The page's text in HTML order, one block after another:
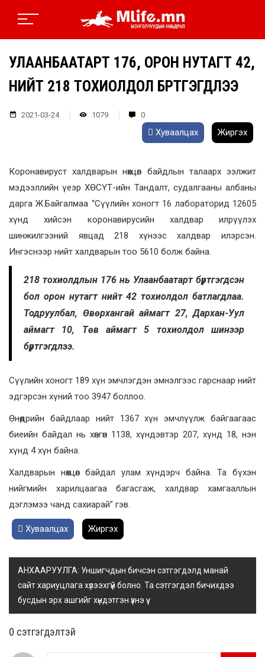
УЛААНБААТАРТ 176, ОРОН НУТАГТ 42,
НИЙТ 218 ТОХИОЛДОЛ БҮРТГЭГДЛЭЭ
2021-03-24 1079 0
Хуваалцах Жиргэх
Коронавируст халдварын нөхцөл байдлын талаарх ээлжит
мэдээллийн үеэр ХӨСҮТ-ийн Тандалт, судалгааны албаны
дарга Ж.Байгалмаа “Сүүлийн хоногт 16 лабораторид 12605
хүнд хийсэн коронавирусийн халдвар илрүүлэх
шинжилгээний явцад 218 хүнээс халдвар илэрсэн.
Ингэснээр нийт халдварын тоо 5610 болж байна.
218 тохиолдлын 176 нь Улаанбаатарт бүртгэгдсэн
бол орон нутагт нийт 42 тохиолдол батлагдлаа.
Тодруулбал, Өвөрхангай аймагт 27, Дархан-Уул
аймагт 10, Төв аймагт 5 тохиолдол шинээр
бүртгэгдлээ.
Сүүлийн хоногт 189 хүн эмчлэгдэн эмнэлгээс гарснаар нийт
эдгэрсэн хүний тоо 3947 боллоо.
Өнөөдрийн байдлаар нийт 1367 хүн эмчлүүлж байгаагаас
биеийн байдал нь хөнгөн 1138, хүндэвтэр 207, хүнд 18, нэн
хүнд 4 хүн байна.
Халдварын нөхцөл байдал улам хүндэрч байна. Та бүхэн
нийгмийн харилцаагаа багасгаж, халдвар хамгааллын
дэглэмээ чанд сахиарай” гэв.
Хуваалцах Жиргэх
АНХААРУУЛГА: Уншигчдын бичсэн сэтгэгдэлд манай
сайт хариуцлага хүлээхгүй болно. Та сэтгэгдэл бичихдээ
бусдын эрх ашгийг хүндэтгэн үзнэ үү.
0 cэтгэгдэлтэй